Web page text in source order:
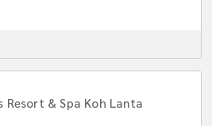
Resort & Spa Koh Lanta